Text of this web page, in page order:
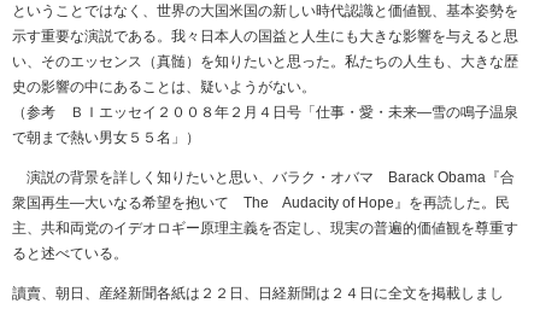
ということではなく、世界の大国米国の新しい時代認識と価値観、基本姿勢を
示す重要な演説である。我々日本人の国益と人生にも大きな影響を与えると思
い、そのエッセンス（真髄）を知りたいと思った。私たちの人生も、大きな歴
史の影響の中にあることは、疑いようがない。
（参考 ＢＩエッセイ２００８年２月４日号「仕事・愛・未来―雪の鳴子温泉
で朝まで熱い男女５５名」）
演説の背景を詳しく知りたいと思い、バラク・オバマ Barack Obama『合
衆国再生―大いなる希望を抱いて The Audacity of Hope』を再読した。民
主、共和両党のイデオロギー原理主義を否定し、現実の普遍的価値観を尊重す
ると述べている。
讀賣、朝日、産経新聞各紙は２２日、日経新聞は２４日に全文を掲載しまし